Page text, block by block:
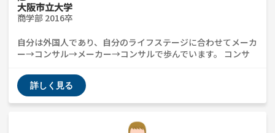
大阪市立大学
商学部 2016卒
自分は外国人であり、自分のライフステージに合わせてメーカ
ー→コンサル→メーカー→コンサルで歩んでいます。 コンサ
ケース対策などはいつでも対応可能です。 また、特にコンサ
ル業界にチャレンジされたい在日外国の方に対して、自分なり
の経験談なども共有可能の為、いつでもご気軽にご連絡くださ
詳しく見る